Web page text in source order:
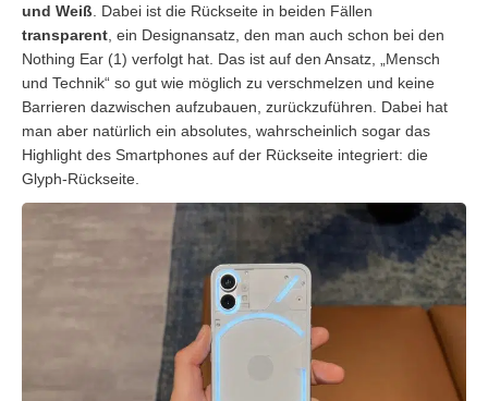
und Weiß . Dabei ist die Rückseite in beiden Fällen
transparent , ein Designansatz, den man auch schon bei den
Nothing Ear (1) verfolgt hat. Das ist auf den Ansatz, „Mensch
und Technik“ so gut wie möglich zu verschmelzen und keine
Barrieren dazwischen aufzubauen, zurückzuführen. Dabei hat
man aber natürlich ein absolutes, wahrscheinlich sogar das
Highlight des Smartphones auf der Rückseite integriert: die
Glyph-Rückseite.